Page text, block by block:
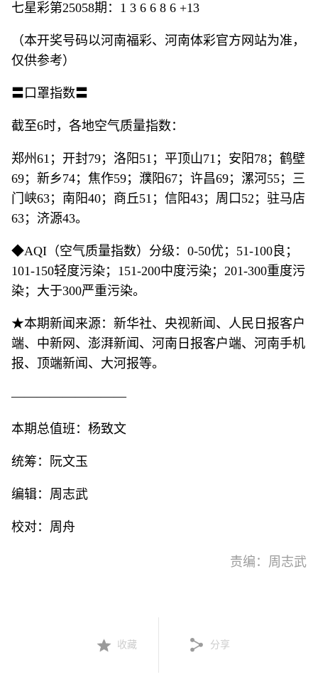
七星彩第25058期：1 3 6 6 8 6 +13
（本开奖号码以河南福彩、河南体彩官方网站为准，
仅供参考）
〓口罩指数〓
截至6时，各地空气质量指数：
郑州61；开封79；洛阳51；平顶山71；安阳78；鹤壁
69；新乡74；焦作59；濮阳67；许昌69；漯河55；三
门峡63；南阳40；商丘51；信阳43；周口52；驻马店
63；济源43。
◆AQI（空气质量指数）分级：0-50优；51-100良；
101-150轻度污染；151-200中度污染；201-300重度污
染；大于300严重污染。
★本期新闻来源：新华社、央视新闻、人民日报客户
端、中新网、澎湃新闻、河南日报客户端、河南手机
报、顶端新闻、大河报等。
—————————
本期总值班：杨致文
统筹：阮文玉
编辑：周志武
校对：周舟
责编：周志武
收藏 分享